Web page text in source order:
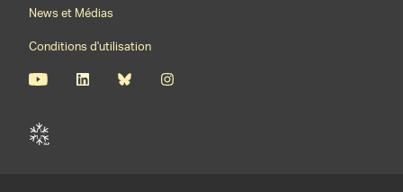
News et Médias
Conditions d'utilisation